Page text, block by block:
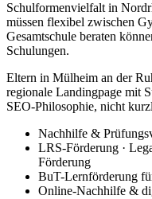
Schulformenvielfalt in
müssen flexibel zwischen
Gesamtschule beraten
Schulungen.
Eltern in Mülheim an der
regionale Landingpage mit
SEO-Philosophie, nicht
Nachhilfe &
LRS-Förderung ·
Förderung
BuT-Lernförderung
Online-Nachhilfe &